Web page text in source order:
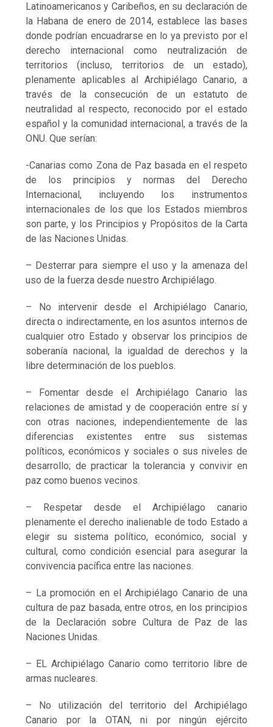
Latinoamericanos y Caribeños, en su declaración de
la Habana de enero de 2014, establece las bases
donde podrían encuadrarse en lo ya previsto por el
derecho internacional como neutralización de
territorios (incluso, territorios de un estado),
plenamente aplicables al Archipiélago Canario, a
través de la consecución de un estatuto de
neutralidad al respecto, reconocido por el estado
español y la comunidad internacional, a través de la
ONU. Que serían:
-Canarias como Zona de Paz basada en el respeto
de los principios y normas del Derecho
Internacional, incluyendo los instrumentos
internacionales de los que los Estados miembros
son parte, y los Principios y Propósitos de la Carta
de las Naciones Unidas.
– Desterrar para siempre el uso y la amenaza del
uso de la fuerza desde nuestro Archipiélago.
– No intervenir desde el Archipiélago Canario,
directa o indirectamente, en los asuntos internos de
cualquier otro Estado y observar los principios de
soberanía nacional, la igualdad de derechos y la
libre determinación de los pueblos.
– Fomentar desde el Archipiélago Canario las
relaciones de amistad y de cooperación entre sí y
con otras naciones, independientemente de las
diferencias existentes entre sus sistemas
políticos, económicos y sociales o sus niveles de
desarrollo; de practicar la tolerancia y convivir en
paz como buenos vecinos.
– Respetar desde el Archipiélago canario
plenamente el derecho inalienable de todo Estado a
elegir su sistema político, económico, social y
cultural, como condición esencial para asegurar la
convivencia pacífica entre las naciones.
– La promoción en el Archipiélago Canario de una
cultura de paz basada, entre otros, en los principios
de la Declaración sobre Cultura de Paz de las
Naciones Unidas.
– EL Archipiélago Canario como territorio libre de
armas nucleares.
– No utilización del territorio del Archipiélago
Canario por la OTAN, ni por ningún ejército